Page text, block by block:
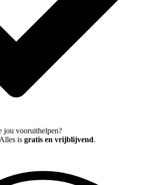
jou vooruithelpen?
is gratis en vrijblijvend.